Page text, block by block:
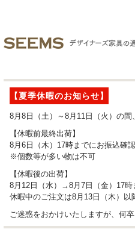
【夏季休暇のお知らせ】
8月8日（土）～8月11日（火）の間
【休暇前最終出荷】
8月6日（木）17時までにお振込確
※個数等が多い物は不可
【休暇後の出荷】
8月12日（水）→8月7日（金）17時
休暇中のご注文は8月13日（木）以
ご迷惑をおかけいたしますが、何